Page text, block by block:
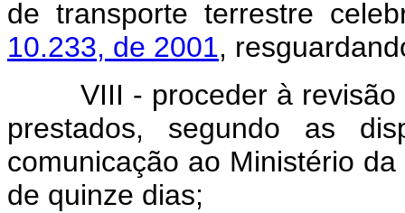
de transporte terrestre
10.233, de 2001,
VIII - proceder à revisão e
prestados, segundo as
comunicação ao Ministério
de quinze dias;